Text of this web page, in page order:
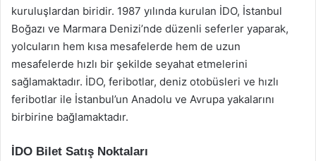
kuruluşlardan biridir. 1987 yılında kurulan İDO, İstanbul
Boğazı ve Marmara Denizi’nde düzenli seferler yaparak,
yolcuların hem kısa mesafelerde hem de uzun
mesafelerde hızlı bir şekilde seyahat etmelerini
sağlamaktadır. İDO, feribotlar, deniz otobüsleri ve hızlı
feribotlar ile İstanbul’un Anadolu ve Avrupa yakalarını
birbirine bağlamaktadır.
İDO Bilet Satış Noktaları